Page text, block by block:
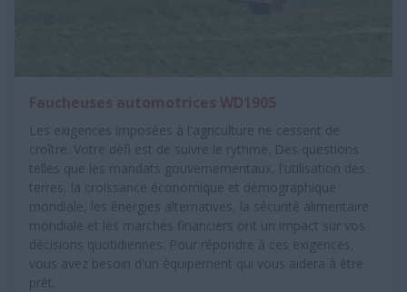
Les exigences imposées à l'agriculture ne cessent de
croître. Votre défi est de suivre le rythme. Des questions
telles que les mandats gouvernementaux, l'utilisation des
terres, la croissance économique et démographique
mondiale, les énergies alternatives, la sécurité alimentaire
mondiale et les marchés financiers ont un impact sur vos
décisions quotidiennes. Pour répondre à ces exigences,
vous avez besoin d'un équipement qui vous aidera à être
prêt.